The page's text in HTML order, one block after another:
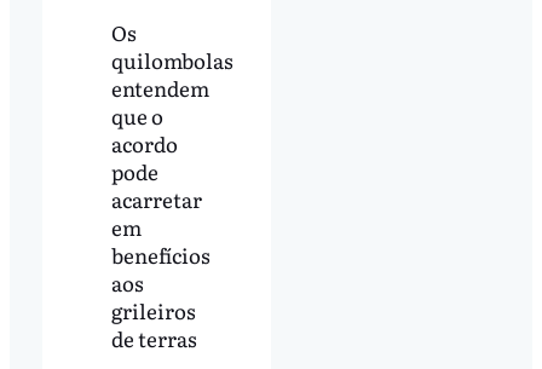
Os
quilombolas
entendem
que o
acordo
pode
acarretar
em
benefícios
aos
grileiros
de terras